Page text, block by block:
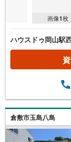
画像1枚
ハウスドゥ岡山駅
倉敷市玉島八島